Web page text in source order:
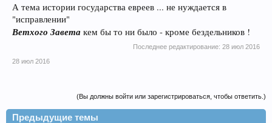
А тема истории государства евреев ... не нуждается в
"исправлении"
Ветхого Завета кем бы то ни было - кроме бездельников !
Последнее редактирование: 28 июл 2016
28 июл 2016
(Вы должны войти или зарегистрироваться, чтобы ответить.)
Предыдущие темы